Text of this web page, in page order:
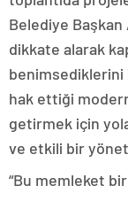
Belediye Başkan
dikkate alarak
benimsediklerini
hak ettiği
getirmek için
ve etkili bir
“Bu memleket bir